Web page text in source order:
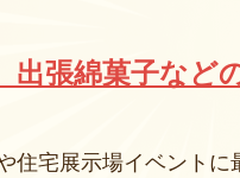
出張綿菓子など
住宅展示場イベントに